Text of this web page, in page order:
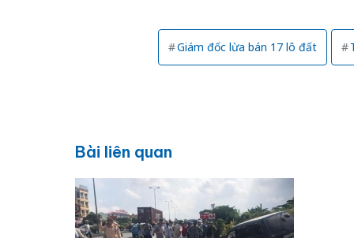
Giám đốc lừa bán 17 lô đất
Bài liên quan